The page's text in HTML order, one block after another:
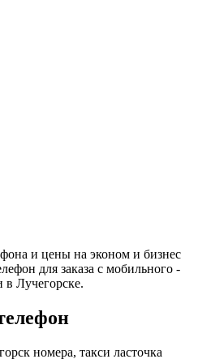
и цены на эконом и бизнес
для заказа с мобильного -
в Лучегорске.
номера, такси ласточка